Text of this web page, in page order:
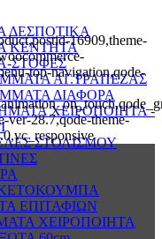
ΔΕΣΠΟΤΙΚΑ
ΚΕΝΤΗΤΑ
ΣΤΟΦΕΣ
ΑΓ.ΤΡΑΠΕΖΑΣ
ΔΙΑΦΟΡΑ
ΧΕΙΡΟΠΟΙΗΤΑ -
ΣΤΟΛΙΣΜΟΥ
ΕΠΙΤΑΦΙΩΝ
ΧΕΙΡΟΠΟΙΗΤΑ
16909,theme-
top-navigation,qode-
ver-28.7,qode-theme-